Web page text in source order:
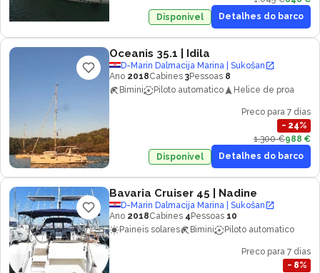
Disponivel
Detalhes do barco
Oceanis 35.1 | Idila
D-Marin Dalmacija Marina | Sukošan
Ano 2018Cabines 3Pessoas 8
Bimini
Piloto automatico Helice de proa
Preco para 7 dias
− 24%
1.300 €988 €
Disponivel
Detalhes do barco
Bavaria Cruiser 45 | Nadine
D-Marin Dalmacija Marina | Sukošan
Ano 2018Cabines 4 Pessoas 10
Paineis solares
Bimini Piloto automatico
Preco para 7 dias
− 8%